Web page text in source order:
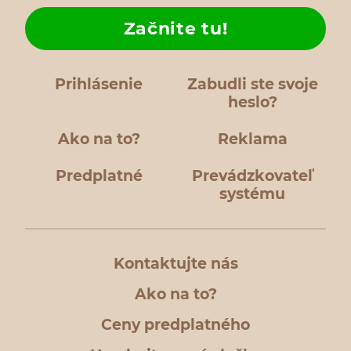
Prihlásenie
Zabudli ste svoje
heslo?
Ako na to?
Začnite tu!
Reklama
Predplatné
Prevádzkovateľ
systému
Kontaktujte nás
Ako na to?
Ceny predplatného